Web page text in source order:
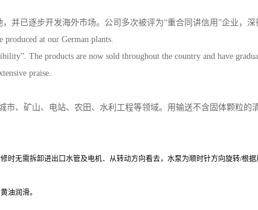
并已逐步开发海外市场。公司多次被评为“重合同讲信用”企业
produced at our German plants.
The products are now sold throughout the country and have
praise.
、矿山、电站、农田、水利工程等领域。用输送不含固体颗粒的
无需拆卸进出口水管及电机．从转动方向看去，水泵为顺时针方向旋转/根据
油润滑。